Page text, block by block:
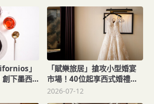
」
創下墨西
「賦樂旅居」搶攻小型婚宴
市場！40位起享西式婚禮、
豪華住宿
2026-07-12